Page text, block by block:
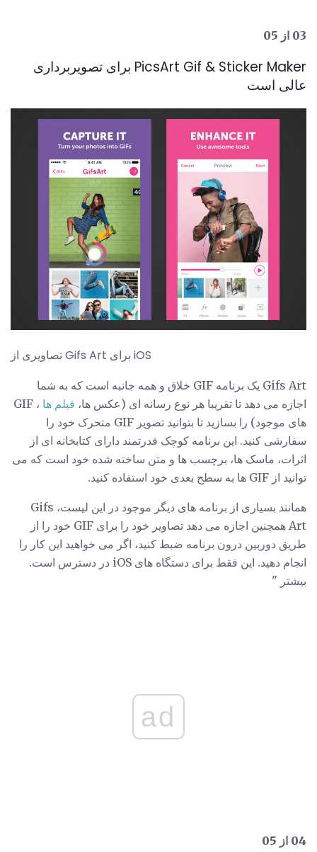
03 از 05
PicsArt Gif & Sticker Maker برای تصویربرداری
عالی است
تصاویری از Gifs Art برای iOS
Gifs Art یک برنامه GIF خلاق و همه جانبه است که به شما
اجازه می دهد تا تقریبا هر نوع رسانه ای (عکس ها، فیلم ها
، GIF
های موجود) را بسازید تا بتوانید تصویر GIF متحرک خود را
سفارشی کنید. این برنامه کوچک قدرتمند دارای کتابخانه ای از
اثرات، ماسک ها، برچسب ها و متن ساخته شده خود است که می
توانید از GIF ها به سطح بعدی خود استفاده کنید.
همانند بسیاری از برنامه های دیگر موجود در این لیست، Gifs
Art همچنین اجازه می دهد تصاویر خود را برای GIF خود را از
طریق دوربین درون برنامه ضبط کنید، اگر می خواهید این کار را
انجام دهید. این فقط برای دستگاه های iOS در دسترس است.
بیشتر "
ad
04 از 05